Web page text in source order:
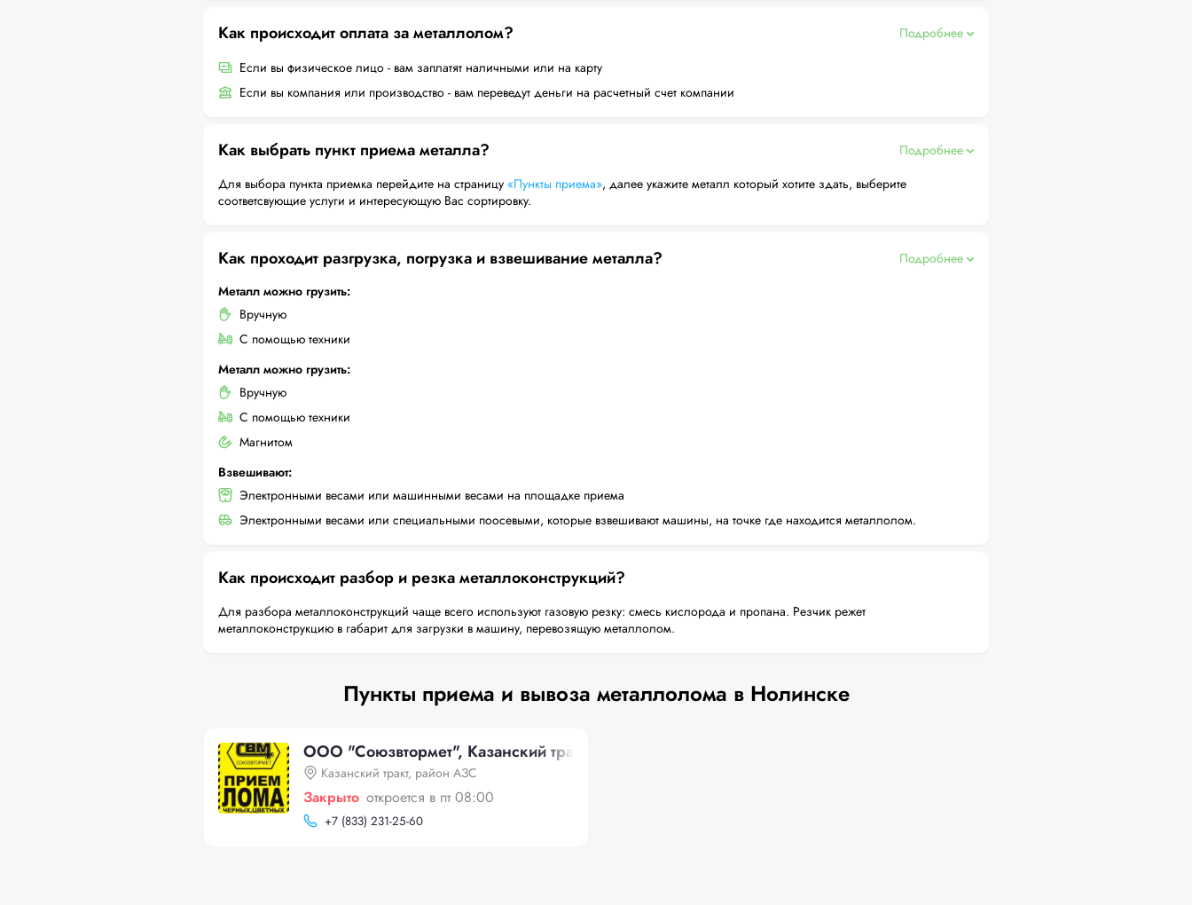
Как происходит оплата за металлолом?
Подробнее
Если вы физическое лицо - вам заплатят наличными или на карту
Если вы компания или производство - вам переведут деньги на расчетный счет компании
Как выбрать пункт приема металла?
Подробнее
Для выбора пункта приемка перейдите на страницу «Пункты приема», далее укажите металл который хотите здать, выберите
соответсвующие услуги и интересующую Вас сортировку.
Как проходит разгрузка, погрузка и взвешивание металла?
Подробнее
Металл можно грузить:
Вручную
С помощью техники
Металл можно грузить:
Вручную
С помощью техники
Магнитом
Взвешивают:
Электронными весами или машинными весами на площадке приема
Электронными весами или специальными поосевыми, которые взвешивают машины, на точке где находится металлолом.
Как происходит разбор и резка металлоконструкций?
Для разбора металлоконструкций чаще всего используют газовую резку: смесь кислорода и пропана. Резчик режет
металлоконструкцию в габарит для загрузки в машину, перевозящую металлолом.
Пункты приема и вывоза металлолома в Нолинске
ООО "Союзвтормет", Казанский тракт, район АЗС
Казанский тракт, район АЗС
Закрыто откроется в пт 08:00
+7 (833) 231-25-60